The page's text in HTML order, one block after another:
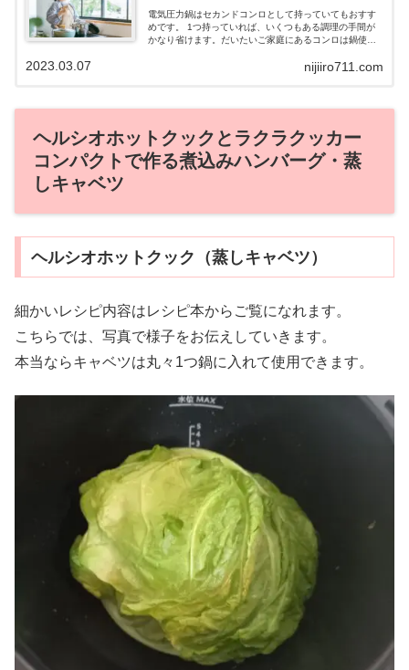
電気圧力鍋はセカンドコンロとして持っていてもおすす
めです。 1つ持っていれば、いくつもある調理の手間が
かなり省けます。だいたいご家庭にあるコンロは鍋使用
nijiiro711.com
2023.03.07
ヘルシオホットクックとラクラクッカー
コンパクトで作る煮込みハンバーグ・蒸
しキャベツ
ヘルシオホットクック（蒸しキャベツ）
細かいレシピ内容はレシピ本からご覧になれます。
こちらでは、写真で様子をお伝えしていきます。
本当ならキャベツは丸々1つ鍋に入れて使用できます。